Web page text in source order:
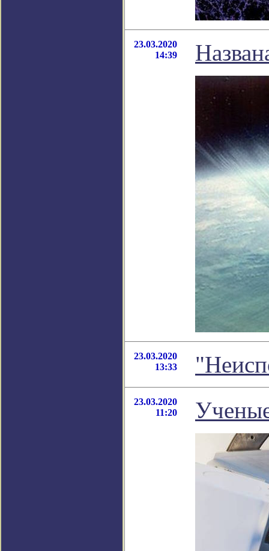
23.03.2020
14:39
23.03.2020
13:33
23.03.2020
11:20